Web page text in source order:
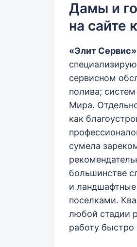
Дамы и
на сайте
«Элит Сервис»
сервисном
полива;
Мира.
как
сумела
большинстве
и
поселками.
любой стадии
работу быстро